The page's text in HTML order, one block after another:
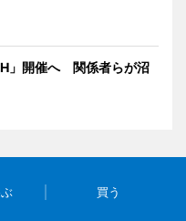
」開催へ 関係者らが沼
買う